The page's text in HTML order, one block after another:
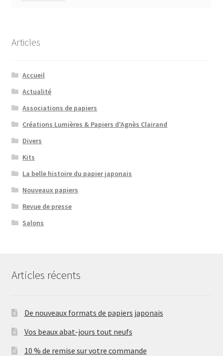
Articles
Accueil
Actualité
Associations de papiers
Créations Lumières & Papiers d'Agnès Clairand
Divers
Kits
La belle histoire du papier japonais
Nouveaux papiers
Revue de presse
Salons
Articles récents
De nouveaux formats de papiers japonais
Vos beaux abat-jours tout neufs
10 % de remise sur votre commande